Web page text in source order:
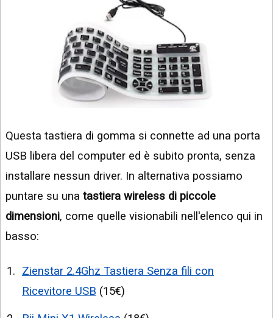
Questa tastiera di gomma si connette ad una porta
USB libera del computer ed è subito pronta, senza
installare nessun driver. In alternativa possiamo
puntare su una tastiera wireless di piccole
dimensioni, come quelle visionabili nell'elenco qui in
basso:
Zienstar 2.4Ghz Tastiera Senza fili con
Ricevitore USB (15€)